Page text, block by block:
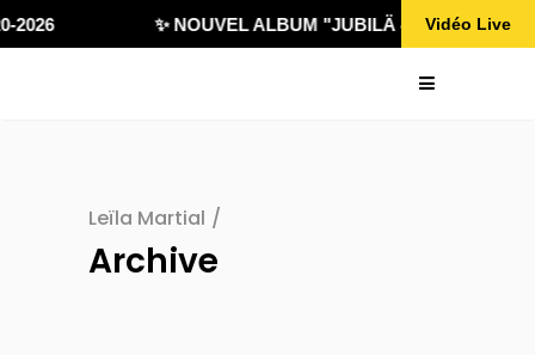
✨ NOUVEL ALBUM "JUBILÄ 432"Vidéo Live
Leïla Martial /
Archive